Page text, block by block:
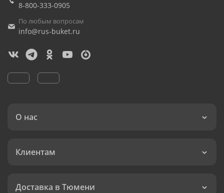
8-800-333-0905
По любым вопросам
info@rus-buket.ru
О нас
Клиентам
Доставка в Тюмени